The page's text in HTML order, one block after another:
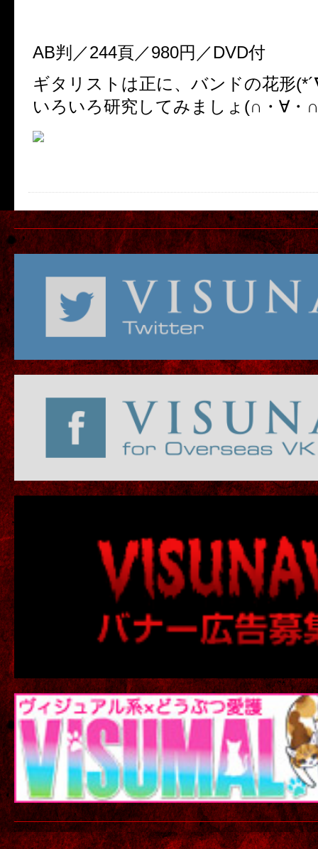
AB判／244頁／980円／DVD付
ギタリストは正に、バンドの花形
いろいろ研究してみましょ(∩・∀・